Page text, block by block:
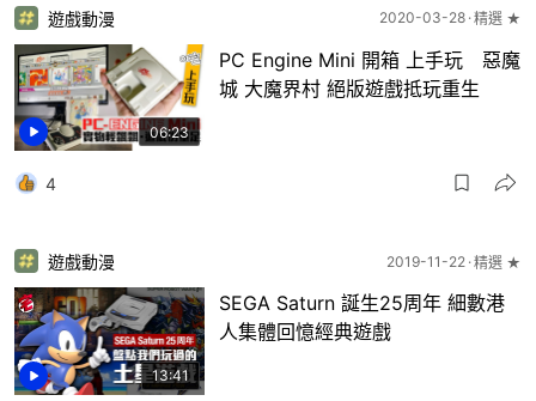
06:23
遊戲動漫 2020-03-28 精選 ★
PC Engine Mini 開箱 上手玩 惡魔
城 大魔界村 絕版遊戲抵玩重生
4
13:41
遊戲動漫 2019-11-22 精選 ★
SEGA Saturn 誕生25周年 細數港
人集體回憶經典遊戲